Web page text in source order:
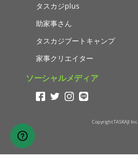
タスカジplus
助家事さん
タスカジブートキャンプ
家事クリエイター
ソーシャルメディア
Copyright TASKAJI Inc.